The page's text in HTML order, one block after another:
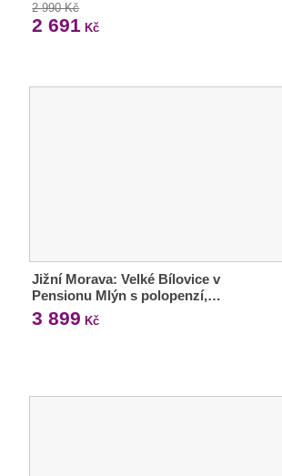
2 990 Kč
2 691 Kč
Jižní Morava: Velké Bílovice v
Pensionu Mlýn s polopenzí,…
3 899 Kč